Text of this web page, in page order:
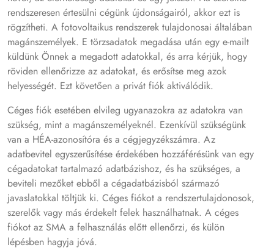
rendszeresen értesülni cégünk újdonságairól, akkor ezt is
rögzítheti. A fotovoltaikus rendszerek tulajdonosai általában
magánszemélyek. E törzsadatok megadása után egy e-mailt
küldünk Önnek a megadott adatokkal, és arra kérjük, hogy
röviden ellenőrizze az adatokat, és erősítse meg azok
helyességét. Ezt követően a privát fiók aktiválódik.
Céges fiók esetében elvileg ugyanazokra az adatokra van
szükség, mint a magánszemélyeknél. Ezenkívül szükségünk
van a HÉA-azonosítóra és a cégjegyzékszámra. Az
adatbevitel egyszerűsítése érdekében hozzáférésünk van egy
cégadatokat tartalmazó adatbázishoz, és ha szükséges, a
beviteli mezőket ebből a cégadatbázisból származó
javaslatokkal töltjük ki. Céges fiókot a rendszertulajdonosok,
szerelők vagy más érdekelt felek használhatnak. A céges
fiókot az SMA a felhasználás előtt ellenőrzi, és külön
lépésben hagyja jóvá.